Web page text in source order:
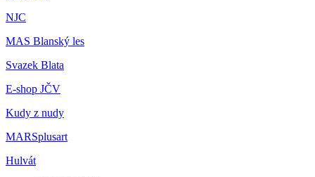
NJC
MAS Blanský les
Svazek Blata
E-shop JČV
Kudy z nudy
MARSplusart
Hulvát